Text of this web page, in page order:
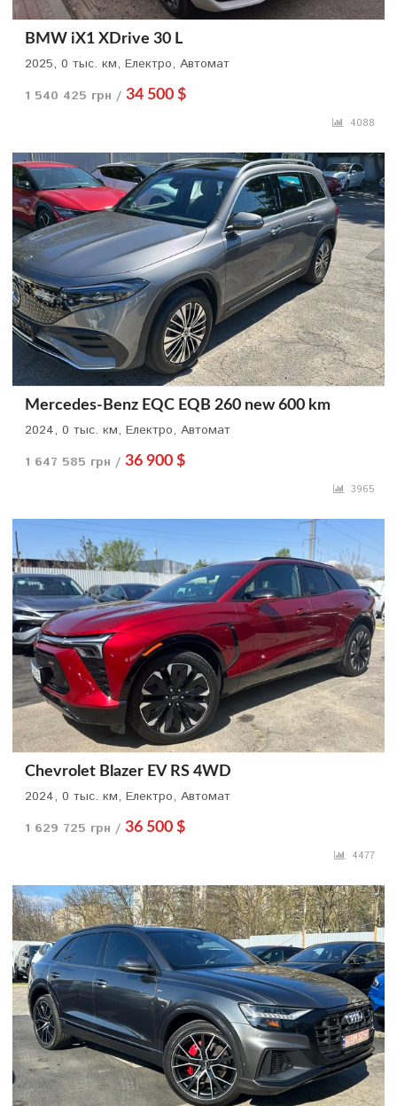
BMW iX1 XDrive 30 L
2025, 0 тыс. км, Електро, Автомат
1 540 425 грн / 34 500 $
4088
Mercedes-Benz EQC EQB 260 new 600 km
2024, 0 тыс. км, Електро, Автомат
1 647 585 грн / 36 900 $
3965
Chevrolet Blazer EV RS 4WD
2024, 0 тыс. км, Електро, Автомат
1 629 725 грн / 36 500 $
4477